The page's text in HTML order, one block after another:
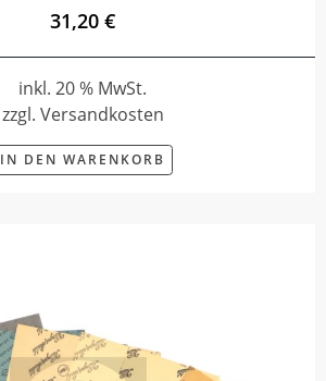
31,20 €
inkl. 20 % MwSt.
zzgl. Versandkosten
IN DEN WARENKORB